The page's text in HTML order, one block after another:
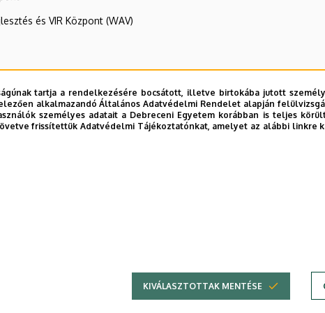
és VIR Központ (WAV)
Iroda
a DE telefonkönyvében
tartja a rendelkezésére bocsátott, illetve birtokába jutott
alkalmazandó Általános Adatvédelmi Rendelet alapján
személyes adatait a Debreceni Egyetem korábban is teljes
frissítettük Adatvédelmi Tájékoztatónkat, amelyet az alábbi linkre
KIVÁLASZTOTTAK MENTÉSE